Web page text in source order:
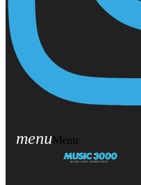
menuMenu